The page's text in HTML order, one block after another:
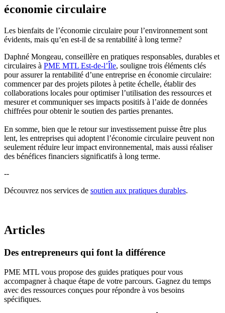
économie circulaire
Les bienfaits de l’économie circulaire pour l’environnement sont
évidents, mais qu’en est-il de sa rentabilité à long terme?
Daphné Mongeau, conseillère en pratiques responsables, durables et
circulaires à PME MTL Est-de-l’Île, souligne trois éléments clés
pour assurer la rentabilité d’une entreprise en économie circulaire:
commencer par des projets pilotes à petite échelle, établir des
collaborations locales pour optimiser l’utilisation des ressources et
mesurer et communiquer ses impacts positifs à l’aide de données
chiffrées pour obtenir le soutien des parties prenantes.
En somme, bien que le retour sur investissement puisse être plus
lent, les entreprises qui adoptent l’économie circulaire peuvent non
seulement réduire leur impact environnemental, mais aussi réaliser
des bénéfices financiers significatifs à long terme.
--
Découvrez nos services de soutien aux pratiques durables.
Articles
Des entrepreneurs qui font la différence
PME MTL vous propose des guides pratiques pour vous
accompagner à chaque étape de votre parcours. Gagnez du temps
avec des ressources conçues pour répondre à vos besoins
spécifiques.